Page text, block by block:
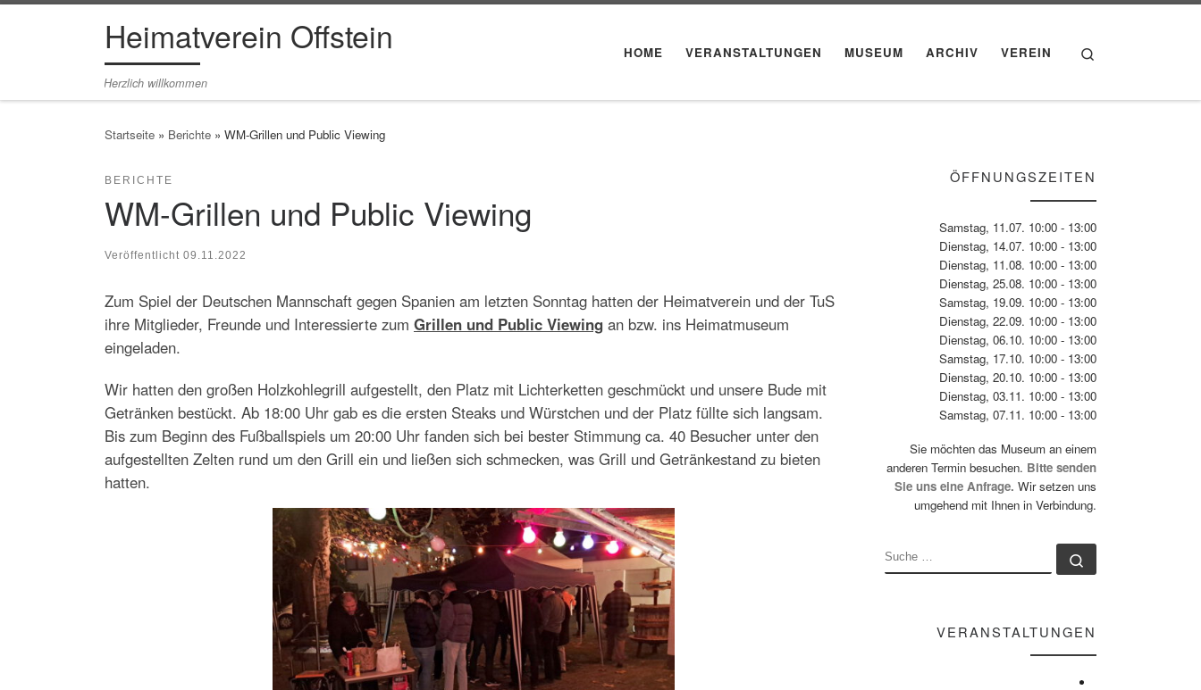
Zum Inhalt springenHeimatverein Offstein
Herzlich willkommen
HOME VERANSTALTUNGEN MUSEUM ARCHIV VEREIN
Startseite » Berichte » WM-Grillen und Public Viewing
BERICHTE
WM-Grillen und Public Viewing
Veröffentlicht 09.11.2022
Zum Spiel der Deutschen Mannschaft gegen Spanien am letzten Sonntag hatten der Heimatverein und der TuS
ihre Mitglieder, Freunde und Interessierte zum Grillen und Public Viewing an bzw. ins Heimatmuseum
eingeladen.
Wir hatten den großen Holzkohlegrill aufgestellt, den Platz mit Lichterketten geschmückt und unsere Bude mit
Getränken bestückt. Ab 18:00 Uhr gab es die ersten Steaks und Würstchen und der Platz füllte sich langsam.
Bis zum Beginn des Fußballspiels um 20:00 Uhr fanden sich bei bester Stimmung ca. 40 Besucher unter den
aufgestellten Zelten rund um den Grill ein und ließen sich schmecken, was Grill und Getränkestand zu bieten
hatten.
ÖFFNUNGSZEITEN
Samstag, 11.07. 10:00 - 13:00
Dienstag, 14.07. 10:00 - 13:00
Dienstag, 11.08. 10:00 - 13:00
Dienstag, 25.08. 10:00 - 13:00
Samstag, 19.09. 10:00 - 13:00
Dienstag, 22.09. 10:00 - 13:00
Dienstag, 06.10. 10:00 - 13:00
Samstag, 17.10. 10:00 - 13:00
Dienstag, 20.10. 10:00 - 13:00
Dienstag, 03.11. 10:00 - 13:00
Samstag, 07.11. 10:00 - 13:00
Sie möchten das Museum an einem
anderen Termin besuchen. Bitte senden
Sie uns eine Anfrage. Wir setzen uns
umgehend mit Ihnen in Verbindung.
SUCHE
VERANSTALTUNGEN